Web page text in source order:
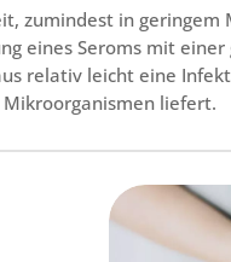
zumindest in
eines Seroms mit
relativ leicht eine
Mikroorganismen liefert.